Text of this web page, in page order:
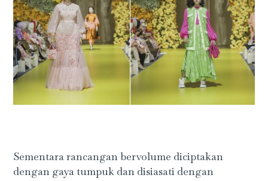
Sementara rancangan bervolume diciptakan
dengan gaya tumpuk dan disiasati dengan